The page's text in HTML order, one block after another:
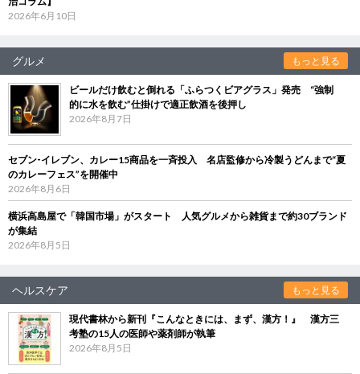
2026年6月10日
グルメ もっと見る
ビールだけ飲むと倒れる「ふらつくビアグラス」発売 “強制
的に水を飲む”仕掛けで適正飲酒を後押し
2026年8月7日
セブン‐イレブン、カレー15商品を一斉投入 名店監修から冷製うどんまで“夏
のカレーフェス”を開催中
2026年8月6日
横浜高島屋で「韓国市場」がスタート 人気グルメから雑貨まで約30ブランド
が集結
2026年8月5日
ヘルスケア もっと見る
現代書林から新刊『こんなときには、まず、漢方！』 漢方三
考塾の15人の医師や薬剤師が執筆
2026年8月5日